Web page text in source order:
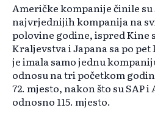
Američke kompanije činile su
najvrjednijih kompanija na
polovine godine, ispred Kine
Kraljevstva i Japana sa po
je imala samo jednu
odnosu na tri početkom
72. mjesto, nakon što su SAP i
odnosno 115. mjesto.